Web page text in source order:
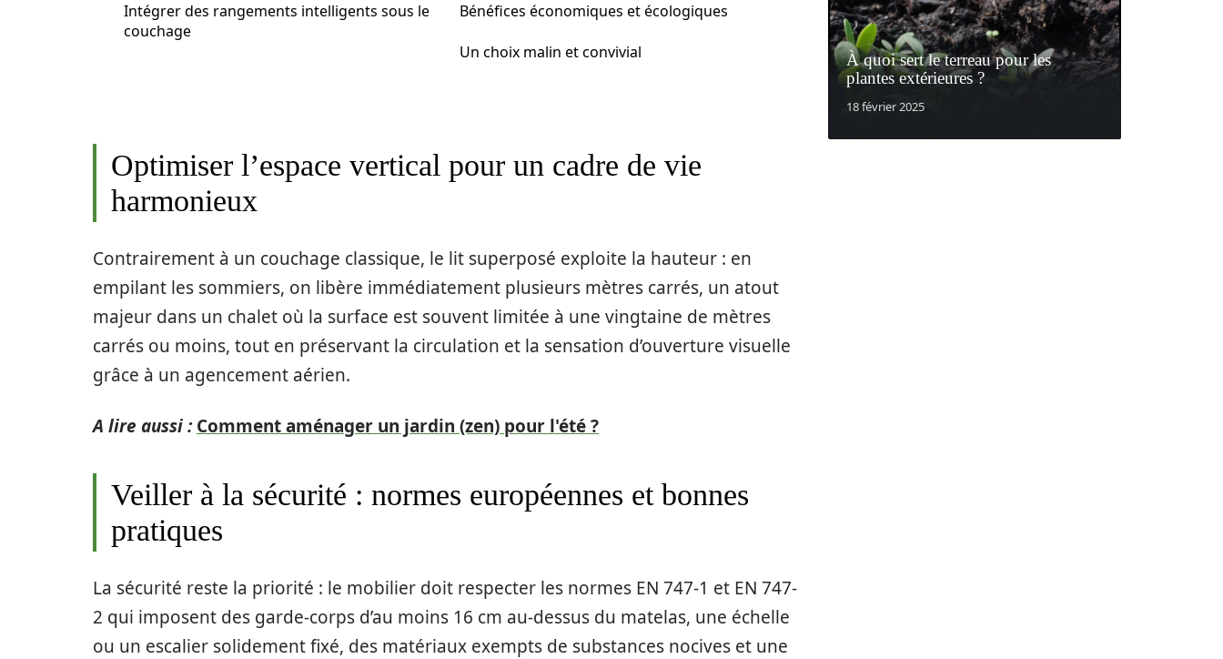
Intégrer des rangements intelligents sous le
couchage
Bénéfices économiques et écologiques
Un choix malin et convivial
Optimiser l’espace vertical pour un cadre de vie
harmonieux
Contrairement à un couchage classique, le lit superposé exploite la hauteur : en
empilant les sommiers, on libère immédiatement plusieurs mètres carrés, un atout
majeur dans un chalet où la surface est souvent limitée à une vingtaine de mètres
carrés ou moins, tout en préservant la circulation et la sensation d’ouverture visuelle
grâce à un agencement aérien.
A lire aussi : Comment aménager un jardin (zen) pour l'été ?
Veiller à la sécurité : normes européennes et bonnes
pratiques
La sécurité reste la priorité : le mobilier doit respecter les normes EN 747-1 et EN 747-
2 qui imposent des garde-corps d’au moins 16 cm au-dessus du matelas, une échelle
ou un escalier solidement fixé, des matériaux exempts de substances nocives et une
À quoi sert le terreau pour les
plantes extérieures ?
18 février 2025